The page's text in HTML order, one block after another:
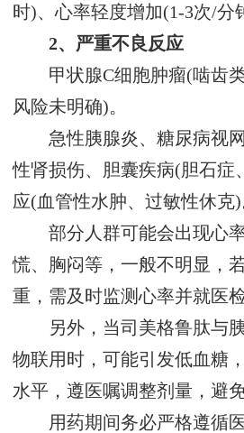
时)、心率轻度增加(1-3次/分
2、严重不良反应
甲状腺C细胞肿瘤(啮齿类
风险未明确)。
急性胰腺炎、糖尿病视网
性肾损伤、胆囊疾病(胆石症
应(血管性水肿、过敏性休克)
部分人群可能会出现心率
慌、胸闷等，一般不明显，
重，需及时监测心率并就医检
另外，当司美格鲁肽与胰
物联用时，可能引发低血糖
水平，遵医嘱调整剂量，避
用药期间务必严格遵循医